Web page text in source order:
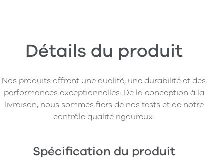
Détails du produit
Nos produits offrent une qualité, une durabilité et des
performances exceptionnelles. De la conception à la
livraison, nous sommes fiers de nos tests et de notre
contrôle qualité rigoureux.
Spécification du produit